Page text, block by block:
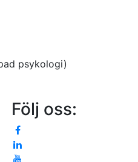
psykologi)
Följ oss: